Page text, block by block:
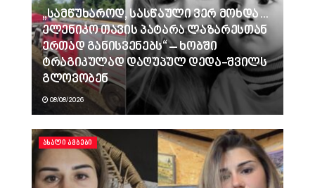
„სამწუხაროდ, სასწაული ვერ მოხდა…
ელენიკო თავის პატარა ლაზარესთან
ერთად განისვენებს“ – ხობში
ტრაგიკულად დაღუპულ დედა-შვილს
გლოვობენ
08/08/2026
ᲐᲮᲐᲚᲘ ᲐᲛᲑᲔᲑᲘ